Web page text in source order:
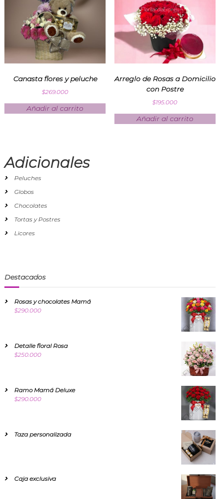
Canasta flores y peluche
$269.000
Añadir al carrito
Arreglo de Rosas a Domicilio
con Postre
$195.000
Añadir al carrito
Adicionales
Peluches
Globos
Chocolates
Tortas y Postres
Licores
Destacados
Rosas y chocolates Mamá
$290.000
Detalle floral Rosa
$250.000
Ramo Mamá Deluxe
$290.000
Taza personalizada
Caja exclusiva